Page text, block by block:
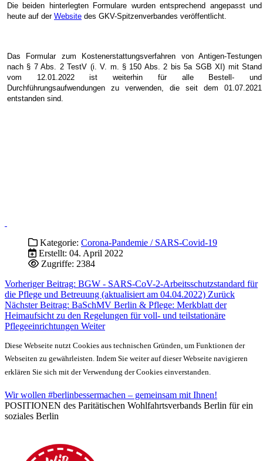
Die beiden hinterlegten Formulare wurden entsprechend angepasst und
heute auf der Website des GKV-Spitzenverbandes veröffentlicht.
Das Formular zum Kostenerstattungsverfahren von Antigen-Testungen
nach § 7 Abs. 2 TestV (i. V. m. § 150 Abs. 2 bis 5a SGB XI) mit Stand
vom 12.01.2022 ist weiterhin für alle Bestell- und
Durchführungsaufwendungen zu verwenden, die seit dem 01.07.2021
entstanden sind.
Kategorie: Corona-Pandemie / SARS-Covid-19
Erstellt: 04. April 2022
Zugriffe: 2384
Vorheriger Beitrag: BGW - SARS-CoV-2-Arbeitsschutzstandard für
die Pflege und Betreuung (aktualisiert am 04.04.2022) Zurück
Nächster Beitrag: BaSchMV Berlin & Pflege: Merkblatt der
Heimaufsicht zu den Regelungen für voll- und teilstationäre
Pflegeeinrichtungen Weiter
Diese Webseite nutzt Cookies aus technischen Gründen, um Funktionen der
Webseiten zu gewährleisten. Indem Sie weiter auf dieser Webseite navigieren
erklären Sie sich mit der Verwendung der Cookies einverstanden.
Wir wollen #berlinbessermachen – gemeinsam mit Ihnen!
POSITIONEN des Paritätischen Wohlfahrtsverbands Berlin für ein
soziales Berlin